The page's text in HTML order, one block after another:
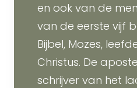
en ook van de
van de eerste vijf
Bijbel, Mozes,
Christus. De
schrijver van het